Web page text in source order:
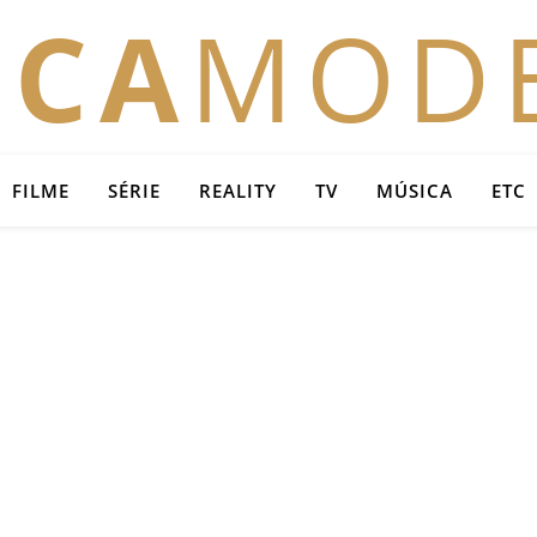
FILME SÉRIE REALITY TV MÚSICA ETC